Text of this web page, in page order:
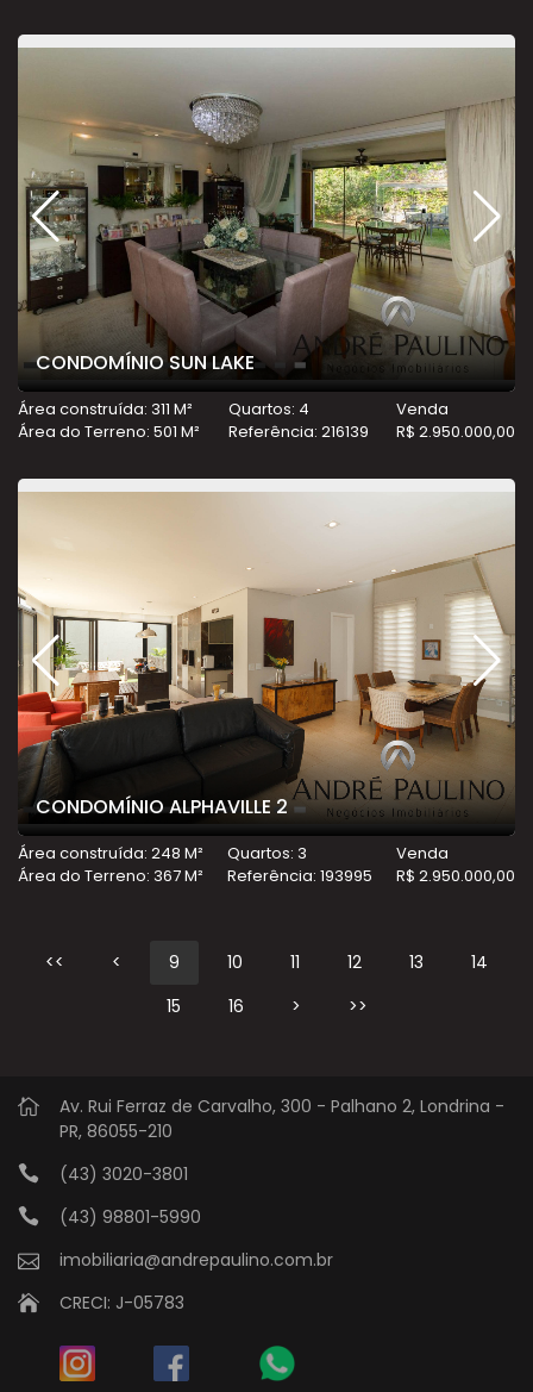
CONDOMÍNIO SUN LAKE
Área construída: 311 M²
Área do Terreno: 501 M²
Quartos: 4
Referência: 216139
Venda
R$ 2.950.000,00
CONDOMÍNIO ALPHAVILLE 2
Área construída: 248 M²
Área do Terreno: 367 M²
Quartos: 3
Referência: 193995
Venda
R$ 2.950.000,00
<< < 9 10 11 12 13
14
15
16 > >>
Av. Rui Ferraz de Carvalho, 300 - Palhano 2, Londrina -
PR, 86055-210
(43) 3020-3801
(43) 98801-5990
imobiliaria@andrepaulino.com.br
CRECI: J-05783